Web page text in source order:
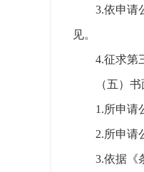
3.依申请
见。
4.征求第
（五）
1.所申请
2.所申请
3.依据《